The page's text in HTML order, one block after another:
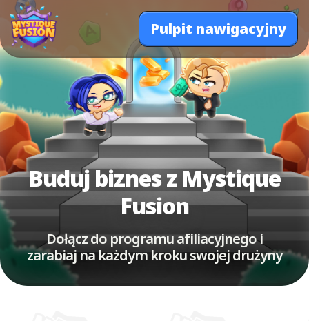
Pulpit nawigacyjny
Buduj biznes z Mystique
Fusion
Dołącz do programu afiliacyjnego i
zarabiaj na każdym kroku swojej drużyny